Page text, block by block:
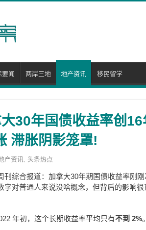
要闻 两岸三地 地产资讯 移民留学
30年国债收益率创16
滞胀阴影笼罩!
产资讯, 头条热点
刊综合报道：加拿大30年期国债收益率刚刚
字对普通人来说没啥概念，但背后的影响
年初，这个长期收益率平均只有不到 2%